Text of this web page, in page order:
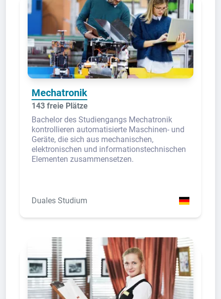
Mechatronik
143 freie Plätze
Bachelor des Studiengangs Mechatronik
kontrollieren automatisierte Maschinen- und
Geräte, die sich aus mechanischen,
elektronischen und informationstechnischen
Elementen zusammensetzen.
Duales Studium